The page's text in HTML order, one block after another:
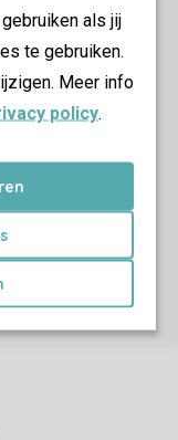
als jij
te gebruiken.
Meer info
policy.